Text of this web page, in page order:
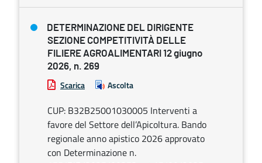
DETERMINAZIONE DEL DIRIGENTE
SEZIONE COMPETITIVITÀ DELLE
FILIERE AGROALIMENTARI 12 giugno
2026, n. 269
Scarica Ascolta
CUP: B32B25001030005 Interventi a
favore del Settore dell’Apicoltura. Bando
regionale anno apistico 2026 approvato
con Determinazione n.